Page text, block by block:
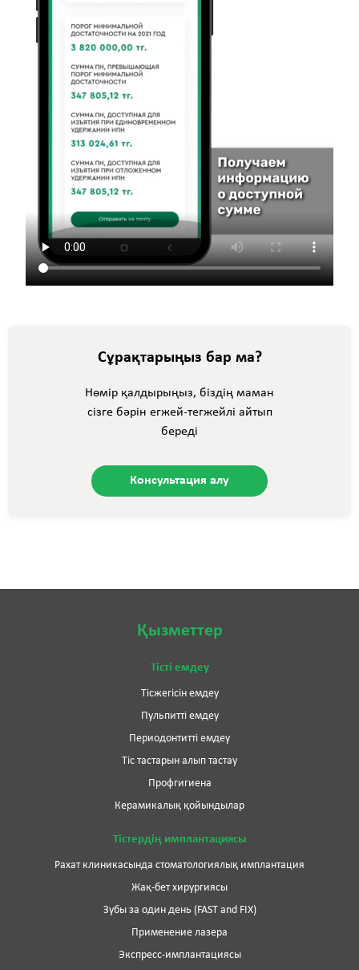
Сұрақтарыңыз бар ма?
Нөмір қалдырыңыз, біздің маман
сізге бәрін егжей-тегжейлі айтып
береді
Консультация алу
Қызметтер
Тісті емдеу
Тісжегісін емдеу
Пульпитті емдеу
Периодонтитті емдеу
Тіс тастарын алып тастау
Профгигиена
Керамикалық қойындылар
Тістердің имплантациясы
Рахат клиникасында стоматологиялық имплантация
Жақ-бет хирургиясы
Зубы за один день (FAST and FIX)
Применение лазера
Экспресс-имплантациясы